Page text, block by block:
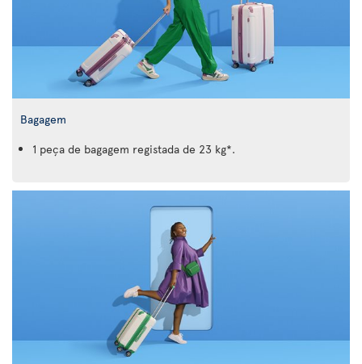
Bagagem
1 peça de bagagem registada de 23 kg*.